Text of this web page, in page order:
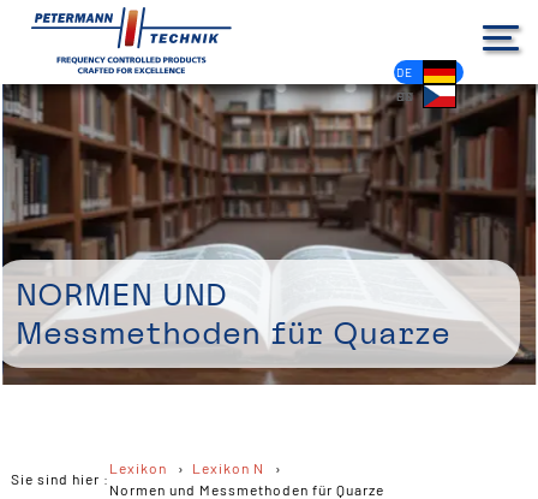
DE
EN
FR
ES
PL
IT
NL
HU
CS
Normen und
Messmethoden für Quarze
Sie sind hier :
Lexikon
Lexikon N
Normen und Messmethoden für Quarze